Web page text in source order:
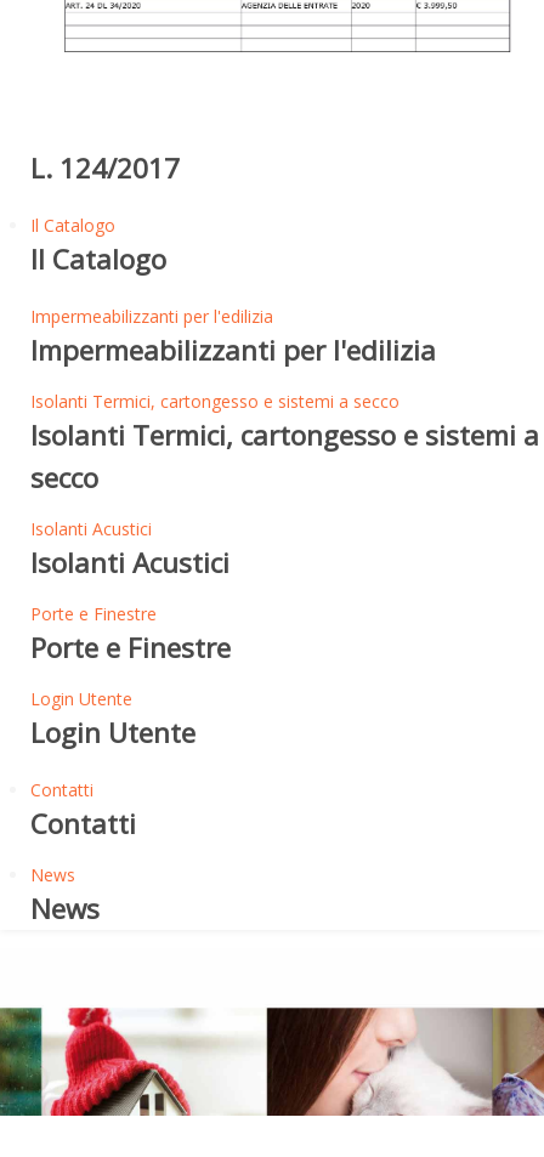
L. 124/2017
Il Catalogo
Il Catalogo
Impermeabilizzanti per l'edilizia
Impermeabilizzanti per l'edilizia
Isolanti Termici, cartongesso e sistemi a secco
Isolanti Termici, cartongesso e sistemi a
secco
Isolanti Acustici
Isolanti Acustici
Porte e Finestre
Porte e Finestre
Login Utente
Login Utente
Contatti
Contatti
News
News